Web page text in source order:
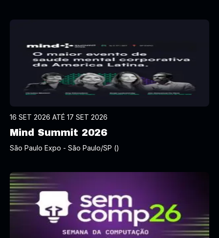
16 SET 2026 ATÉ 17 SET 2026
Mind Summit 2026
São Paulo Expo - São Paulo/SP ()